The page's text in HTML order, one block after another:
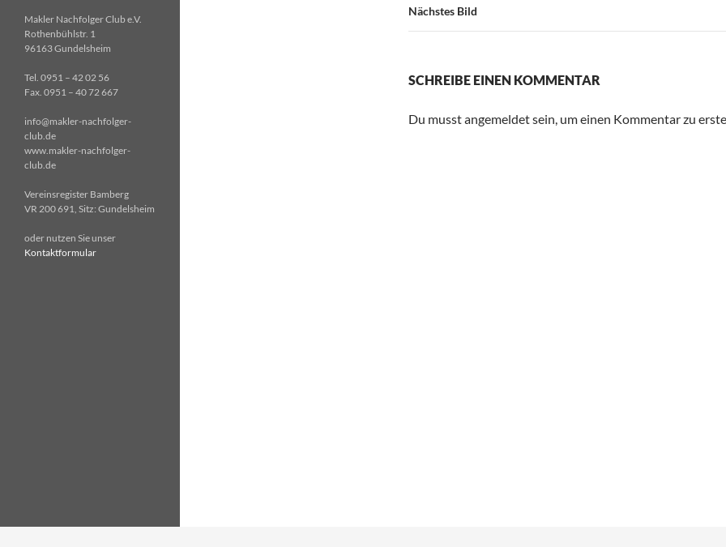
Nächstes Bild
SCHREIBE EINEN KOMMENTAR
Du musst angemeldet sein, um einen Kommentar zu
Makler Nachfolger Club e.V.
Rothenbühlstr. 1
96163 Gundelsheim
Tel. 0951 – 42 02 56
Fax. 0951 – 40 72 667
info@makler-nachfolger-
club.de
www.makler-nachfolger-
club.de
Vereinsregister Bamberg
VR 200 691, Sitz: Gundelsheim
oder nutzen Sie unser
Kontaktformular